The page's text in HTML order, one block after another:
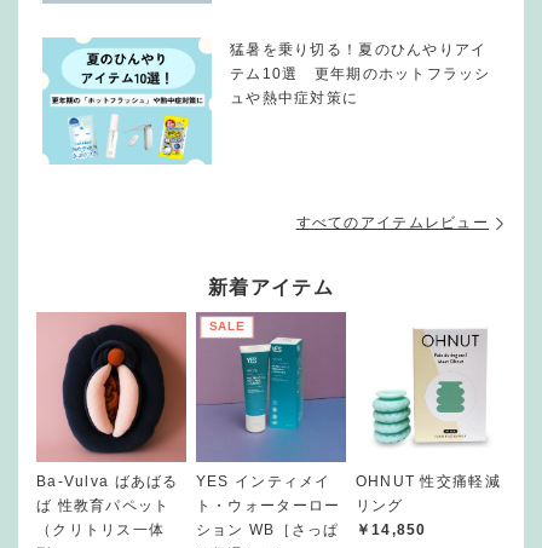
猛暑を乗り切る！夏のひんやりアイ
テム10選 更年期のホットフラッシ
ュや熱中症対策に
すべてのアイテムレビュー
新着アイテム
Ba-Vulva ばあばる
ば 性教育パペット
（クリトリス一体
SALE
YES インティメイ
ト・ウォーターロー
ション WB［さっぱ
OHNUT 性交痛軽減
リング
￥14,850